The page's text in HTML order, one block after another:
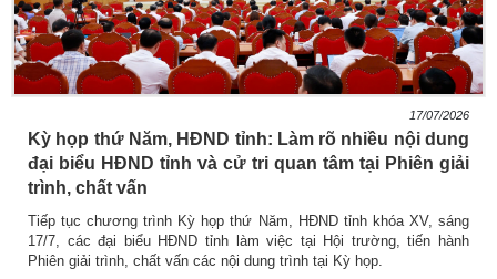
17/07/2026
Kỳ họp thứ Năm, HĐND tỉnh: Làm rõ nhiều nội dung
đại biểu HĐND tỉnh và cử tri quan tâm tại Phiên giải
trình, chất vấn
Tiếp tục chương trình Kỳ họp thứ Năm, HĐND tỉnh khóa XV, sáng
17/7, các đại biểu HĐND tỉnh làm việc tại Hội trường, tiến hành
Phiên giải trình, chất vấn các nội dung trình tại Kỳ họp.